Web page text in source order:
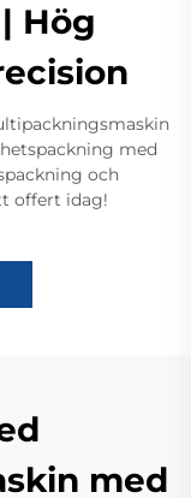
Hög
med
och
offert idag!
med